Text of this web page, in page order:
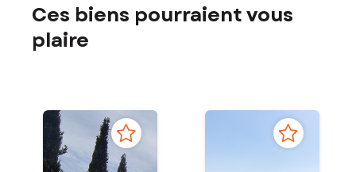
Ces biens pourraient vous
plaire